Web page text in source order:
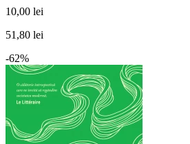
10,00 lei
51,80 lei
-62%